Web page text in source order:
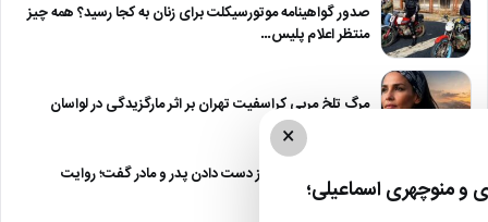
صدور گواهینامه موتورسیکلت برای زنان به کجا رسید؟ همه چیز
منتظر اعلام پلیس…
مرگ تلخ مربی کراسفیت تهران بر اثر مارگزیدگی در لواسان
حمید استیلی از غم از دست دادن پدر و مادر گفت؛ روایت
صریح…
×
منوچهری اسماعیلی؛